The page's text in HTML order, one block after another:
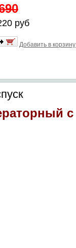
руб
Добавить в корзину
с